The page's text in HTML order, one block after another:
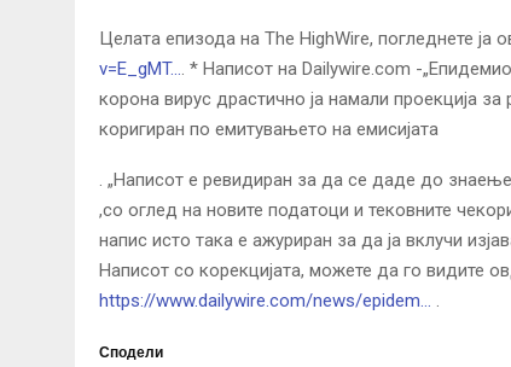
Целата епизода на The HighWire, погледнете ја
v=E_gMT…. * Написот на Dailywire.com -
корона вирус драстично ја намали проекција за
коригиран по емитувањето на емисијата
. „Написот е ревидиран за да се даде до
,со оглед на новите податоци и тековните
напис исто така е ажуриран за да ја вклучи
Написот со корекцијата, можете да го видите
https://www.dailywire.com/news/epidem… .
Сподели